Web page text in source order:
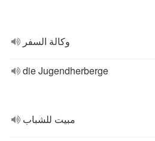
وكالة السفر
die Jugendherberge
مبيت للشباب